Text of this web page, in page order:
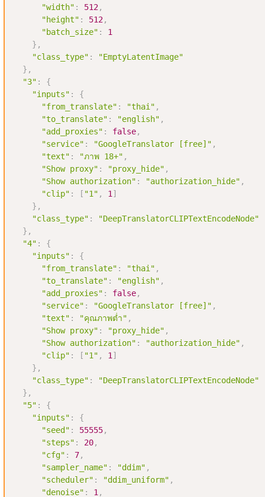
"width" : 512,
"height" : 512,
"batch_size" :
1
} ,
"class_type" :
"EmptyLatentImage"
} ,
"3" :
{
"inputs" :
{
"from_translate" : "thai" ,
"to_translate" : "english" ,
"add_proxies" : false,
"service" : "GoogleTranslator [free]" ,
"text" : "ภาพ 18+" ,
"Show proxy" : "proxy_hide" ,
"Show authorization" : "authorization_hide" ,
"clip" : [ "1" , 1 ]
} ,
"class_type" :
"DeepTranslatorCLIPTextEncodeNode"
} ,
"4" :
{
"inputs" :
{
"from_translate" : "thai" ,
"to_translate" : "english" ,
"add_proxies" : false,
"service" : "GoogleTranslator [free]" ,
"text" : "คุณภาพต่ำ" ,
"Show proxy" : "proxy_hide" ,
"Show authorization" : "authorization_hide" ,
"clip" : [ "1" , 1 ]
} ,
"class_type" :
"DeepTranslatorCLIPTextEncodeNode"
} ,
"5" :
{
"inputs" :
{
"seed" : 55555,
"steps" : 20,
"cfg" : 7,
"sampler_name" : "ddim" ,
"scheduler" : "ddim_uniform" ,
"denoise" : 1 ,